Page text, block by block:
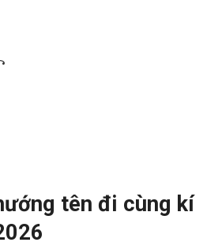
tên đi cùng kí